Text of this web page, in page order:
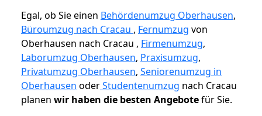
Egal, ob Sie einen Behördenumzug Oberhausen,
Büroumzug nach Cracau , Fernumzug von
Oberhausen nach Cracau , Firmenumzug,
Laborumzug Oberhausen, Praxisumzug,
Privatumzug Oberhausen, Seniorenumzug in
Oberhausen oderStudentenumzug nach Cracau
planen wir haben die besten Angebotefür Sie.